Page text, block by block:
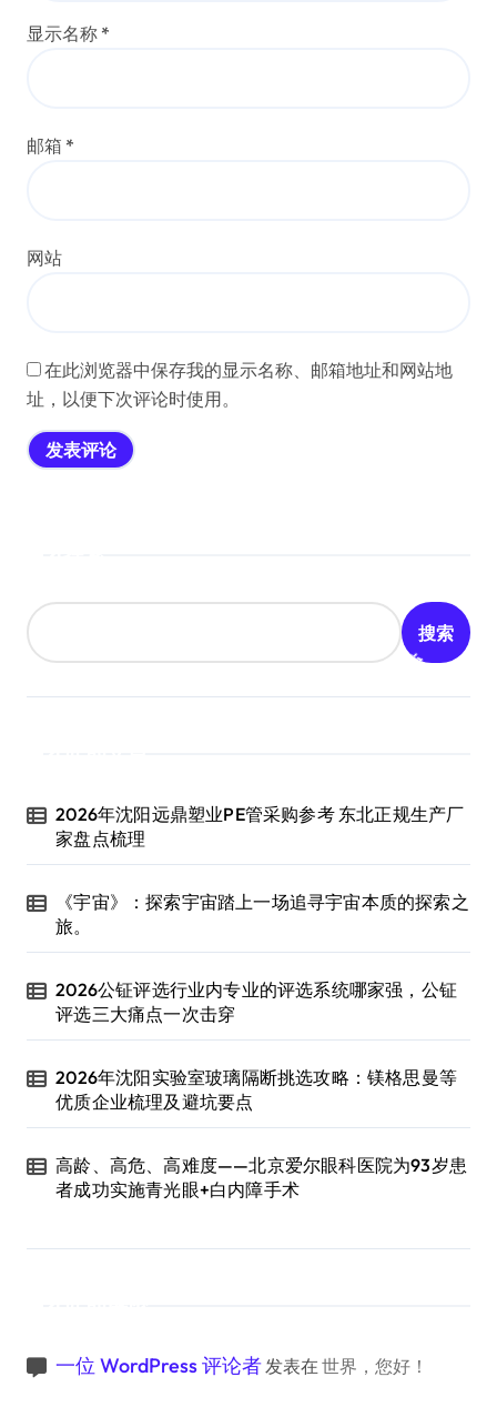
显示名称 *
邮箱 *
网站
在此浏览器中保存我的显示名称、邮箱地址和网站地
址，以便下次评论时使用。
搜索
2026年沈阳远鼎塑业PE管采购参考 东北正规生产厂
家盘点梳理
《宇宙》：探索宇宙踏上一场追寻宇宙本质的探索之
旅。
2026公钲评选行业内专业的评选系统哪家强，公钲
评选三大痛点一次击穿
2026年沈阳实验室玻璃隔断挑选攻略：镁格思曼等
优质企业梳理及避坑要点
高龄、高危、高难度——北京爱尔眼科医院为93岁患
者成功实施青光眼+白内障手术
一位 WordPress 评论者发表在 世界，您好！